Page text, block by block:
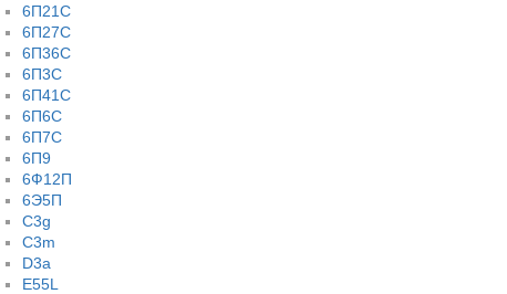
6П21С
6П27С
6П36С
6П3С
6П41С
6П6С
6П7С
6П9
6Ф12П
6Э5П
C3g
C3m
D3a
E55L